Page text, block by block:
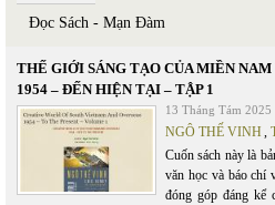
Đọc Sách - Mạn Đàm
THẾ GIỚI SÁNG TẠO CỦA MIỀN
1954 – ĐẾN HIỆN TẠI – TẬP 1
13 Tháng Tám 2025
NGÔ THẾ VINH
Cuốn sách này là
văn học và báo chí
đóng góp đáng kể